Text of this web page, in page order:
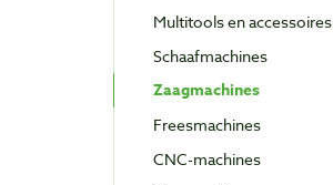
Multitools en accessoires
Schaafmachines
Zaagmachines
Freesmachines
CNC-machines